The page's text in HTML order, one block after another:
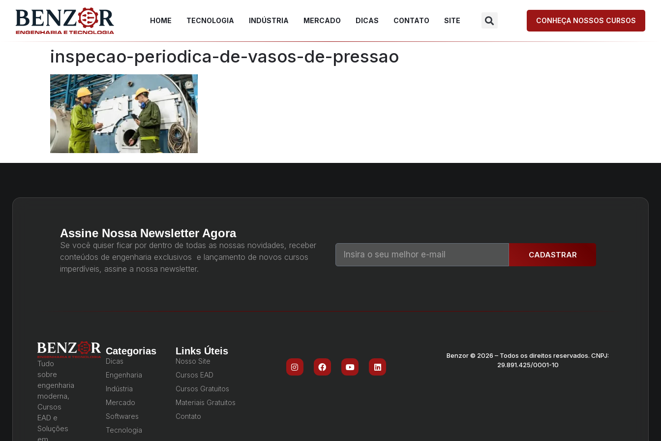
HOME TECNOLOGIA INDÚSTRIA MERCADO DICAS CONTATO SITE CONHEÇA NOSSOS CURSOS
inspecao-periodica-de-vasos-de-pressao
Assine Nossa Newsletter Agora
Se você quiser ficar por dentro de todas as nossas novidades, receber
conteúdos de engenharia exclusivos e lançamento de novos cursos
imperdíveis, assine a nossa newsletter.
CADASTRAR
Tudo
sobre
engenharia
moderna,
Cursos
EAD e
Soluções
em
Categorias
Dicas
Engenharia
Indústria
Mercado
Softwares
Tecnologia
Links Úteis
Nosso Site
Cursos EAD
Cursos Gratuitos
Materiais Gratuitos
Contato
Benzor © 2026 – Todos os direitos reservados. CNPJ:
29.891.425/0001-10